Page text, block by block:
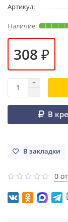
Артикул:
308 ₽
В
В закладки
0